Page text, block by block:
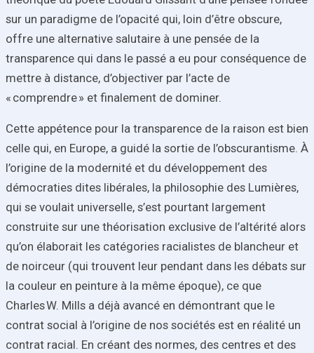
sur un paradigme de l’opacité qui, loin d’être obscure,
offre une alternative salutaire à une pensée de la
transparence qui dans le passé a eu pour conséquence de
mettre à distance, d’objectiver par l’acte de
« comprendre » et finalement de dominer.
Cette appétence pour la transparence de la raison est bien
celle qui, en Europe, a guidé la sortie de l’obscurantisme. À
l’origine de la modernité et du développement des
démocraties dites libérales, la philosophie des Lumières,
qui se voulait universelle, s’est pourtant largement
construite sur une théorisation exclusive de l’altérité alors
qu’on élaborait les catégories racialistes de blancheur et
de noirceur (qui trouvent leur pendant dans les débats sur
la couleur en peinture à la même époque), ce que
Charles W. Mills a déjà avancé en démontrant que le
contrat social à l’origine de nos sociétés est en réalité un
contrat racial. En créant des normes, des centres et des